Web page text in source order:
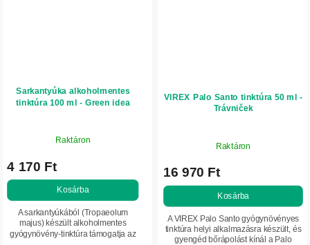
Sarkantyúka alkoholmentes
tinktúra 100 ml - Green idea
Raktáron
4 170 Ft
Kosárba
A sarkantyúkából (Tropaeolum
majus) készült alkoholmentes
gyógynövény-tinktúra támogatja az
VIREX Palo Santo tinktúra 50 ml -
Trávniček
Raktáron
16 970 Ft
Kosárba
A VIREX Palo Santo gyógynövényes
tinktúra helyi alkalmazásra készült, és
gyengéd bőrápolást kínál a Palo